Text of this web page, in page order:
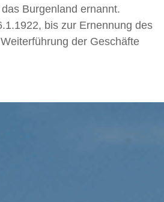
Burgenland ernannt.
bis zur Ernennung des
der Geschäfte